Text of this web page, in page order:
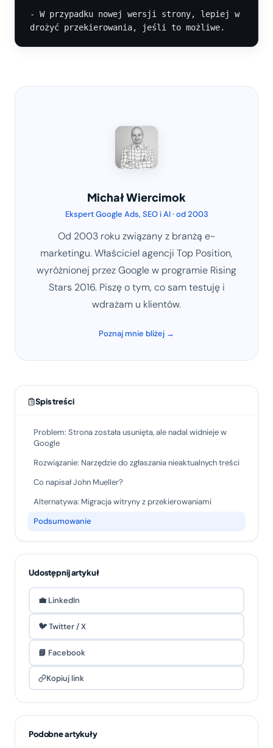
- W przypadku nowej wersji strony, lepiej w
Michał Wiercimok
Ekspert Google Ads, SEO i AI · od 2003
Od 2003 roku związany z branżą e-
marketingu. Właściciel agencji Top Position,
wyróżnionej przez Google w programie Rising
Stars 2016. Piszę o tym, co sam testuję i
wdrażam u klientów.
Poznaj mnie bliżej →
Spis treści
Problem: Strona została usunięta, ale nadal widnieje w
Google
Rozwiązanie: Narzędzie do zgłaszania nieaktualnych treści
Co napisał John Mueller?
Alternatywa: Migracja witryny z przekierowaniami
Podsumowanie
Udostępnij artykuł
💼 LinkedIn
🐦 Twitter / X
📘 Facebook
Kopiuj link
Podobne artykuły